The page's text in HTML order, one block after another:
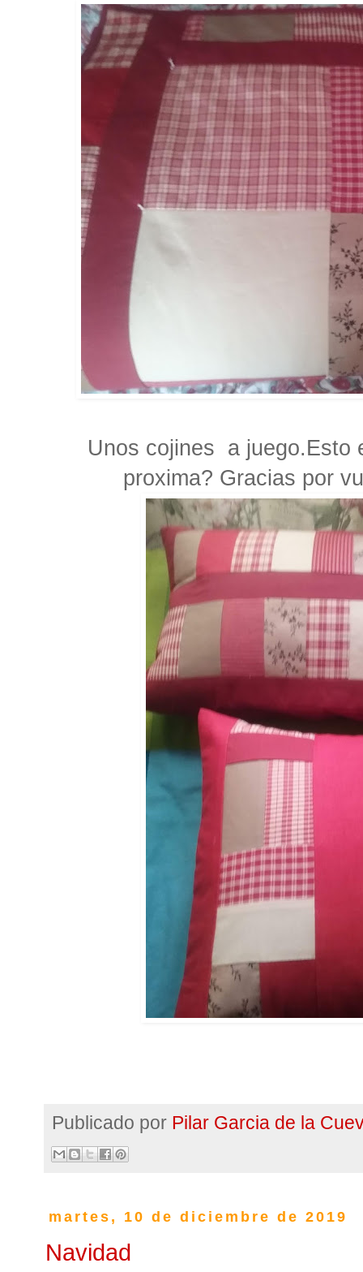
Unos cojines a juego.Esto
proxima? Gracias por
Publicado por Pilar Garcia de la
martes, 10 de diciembre de 2019
Navidad